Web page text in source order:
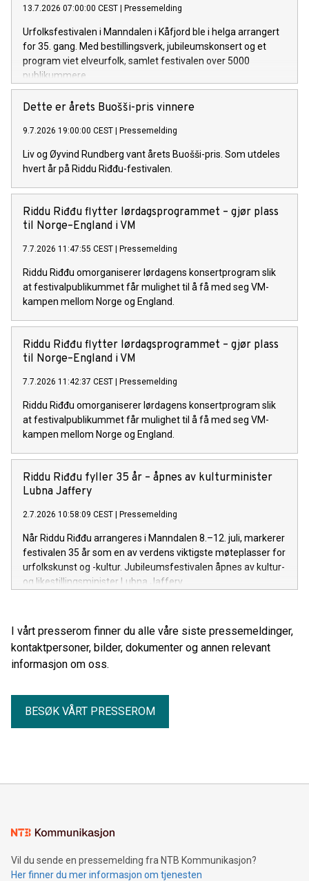
13.7.2026 07:00:00 CEST Pressemelding
Urfolksfestivalen i Manndalen i Kåfjord ble i helga arrangert
for 35. gang. Med bestillingsverk, jubileumskonsert og et
program viet elveurfolk, samlet festivalen over 5000
publikummere.
Dette er årets Buošši-pris vinnere
9.7.2026 19:00:00 CEST Pressemelding
Liv og Øyvind Rundberg vant årets Buošši-pris. Som utdeles
hvert år på Riddu Riđđu-festivalen.
Riddu Riđđu flytter lørdagsprogrammet – gjør plass
til Norge–England i VM
7.7.2026 11:47:55 CEST Pressemelding
Riddu Riđđu omorganiserer lørdagens konsertprogram slik
at festivalpublikummet får mulighet til å få med seg VM-
kampen mellom Norge og England.
Riddu Riđđu flytter lørdagsprogrammet – gjør plass
til Norge–England i VM
7.7.2026 11:42:37 CEST Pressemelding
Riddu Riđđu omorganiserer lørdagens konsertprogram slik
at festivalpublikummet får mulighet til å få med seg VM-
kampen mellom Norge og England.
Riddu Riđđu fyller 35 år – åpnes av kulturminister
Lubna Jaffery
2.7.2026 10:58:09 CEST Pressemelding
Når Riddu Riđđu arrangeres i Manndalen 8.–12. juli, markerer
festivalen 35 år som en av verdens viktigste møteplasser for
urfolkskunst og -kultur. Jubileumsfestivalen åpnes av kultur-
og likestillingsminister Lubna Jaffery.
I vårt presserom finner du alle våre siste pressemeldinger,
kontaktpersoner, bilder, dokumenter og annen relevant
informasjon om oss.
BESØK VÅRT PRESSEROM
Vil du sende en pressemelding fra NTB Kommunikasjon?
Her finner du mer informasjon om tjenesten